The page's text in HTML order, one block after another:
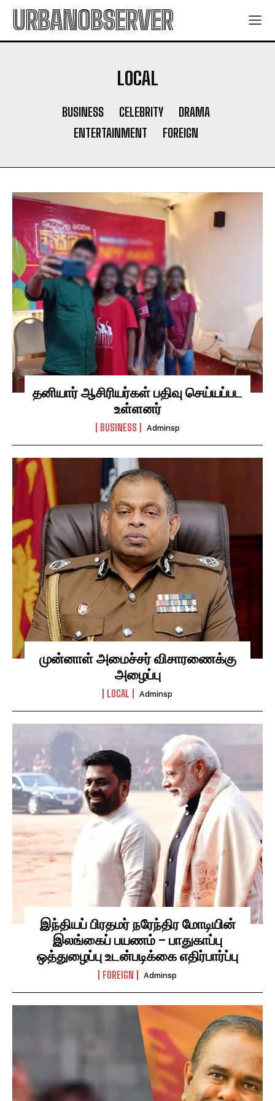
URBANOBSERVER
LOCAL
BUSINESS CELEBRITY
DRAMA
ENTERTAINMENT
FOREIGN
தனியார் ஆசிரியர்கள் பதிவு செய்யப்பட
உள்ளனர்
BUSINESS Adminsp
முன்னாள் அமைச்சர் விசாரணைக்கு
அழைப்பு
LOCAL Adminsp
இந்தியப் பிரதமர் நரேந்திர மோடியின்
இலங்கைப் பயணம் – பாதுகாப்பு
ஒத்துழைப்பு உடன்படிக்கை எதிர்பார்ப்பு
FOREIGN Adminsp